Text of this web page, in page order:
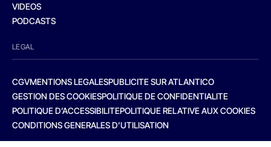
VIDEOS
PODCASTS
LEGAL
CGVMENTIONS LEGALESPUBLICITE SUR ATLANTICO
GESTION DES COOKIESPOLITIQUE DE CONFIDENTIALITE
POLITIQUE D’ACCESSIBILITEPOLITIQUE RELATIVE AUX COOKIES
CONDITIONS GENERALES D’UTILISATION